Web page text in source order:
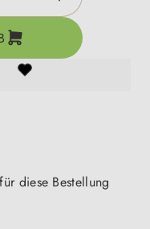
diese Bestellung